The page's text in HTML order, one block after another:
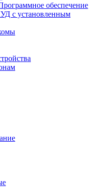
обеспечение
с установленным